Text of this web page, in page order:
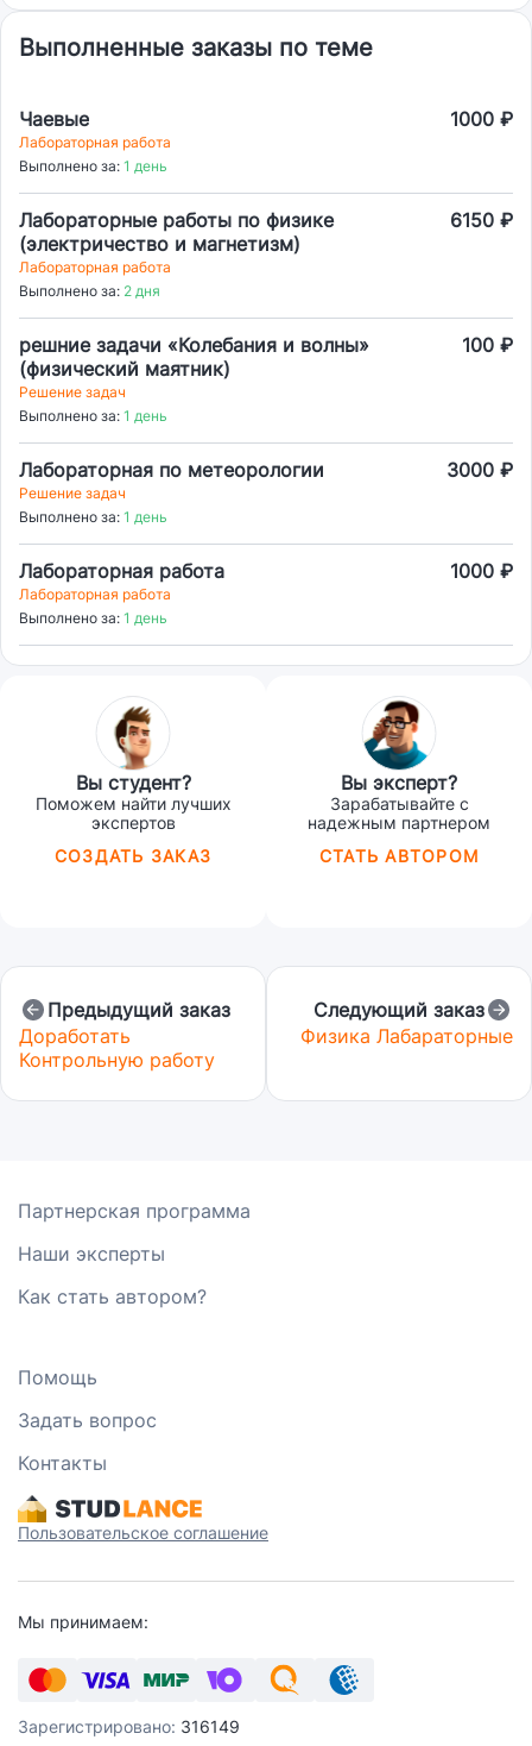
Выполненные заказы по теме
Чаевые 1000 ₽
Лабораторная работа
Выполнено за: 1 день
Лабораторные работы по физике
(электричество и магнетизм)
6150 ₽
Лабораторная работа
Выполнено за: 2 дня
решние задачи «Колебания и волны»
(физический маятник)
100 ₽
Решение задач
Выполнено за: 1 день
Лабораторная по метеорологии 3000 ₽
Решение задач
Выполнено за: 1 день
Лабораторная работа 1000 ₽
Лабораторная работа
Выполнено за: 1 день
Вы студент?
Поможем найти лучших
экспертов
СОЗДАТЬ ЗАКАЗ
Вы эксперт?
Зарабатывайте с
надежным партнером
СТАТЬ АВТОРОМ
Предыдущий заказ
Доработать
Контрольную работу
Следующий заказ
Физика Лабараторные
Партнерская программа
Наши эксперты
Как стать автором?
Помощь
Задать вопрос
Контакты
Пользовательское соглашение
Мы принимаем:
Зарегистрировано: 316149